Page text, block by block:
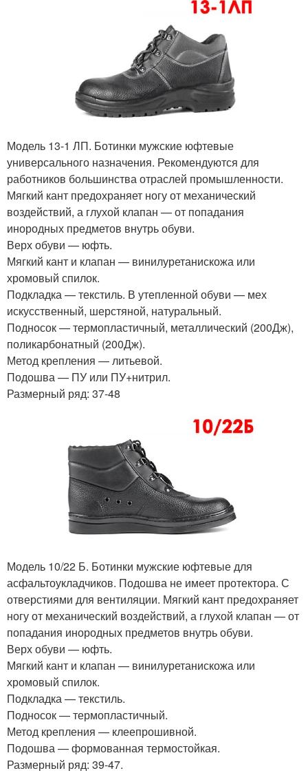
Модель 13-1 ЛП. Ботинки мужские юфтевые
универсального назначения. Рекомендуются для
работников большинства отраслей промышленности.
Мягкий кант предохраняет ногу от механический
воздействий, а глухой клапан — от попадания
инородных предметов внутрь обуви.
Верх обуви — юфть.
Мягкий кант и клапан — винилуретанискожа или
хромовый спилок.
Подкладка — текстиль. В утепленной обуви — мех
искусственный, шерстяной, натуральный.
Подносок — термопластичный, металлический (200Дж),
поликарбонатный (200Дж).
Метод крепления — литьевой.
Подошва — ПУ или ПУ+нитрил.
Размерный ряд: 37-48
Модель 10/22 Б. Ботинки мужские юфтевые для
асфальтоукладчиков. Подошва не имеет протектора. С
отверстиями для вентиляции. Мягкий кант предохраняет
ногу от механический воздействий, а глухой клапан — от
попадания инородных предметов внутрь обуви.
Верх обуви — юфть.
Мягкий кант и клапан — винилуретанискожа или
хромовый спилок.
Подкладка — текстиль.
Подносок — термопластичный.
Метод крепления — клеепрошивной.
Подошва — формованная термостойкая.
Размерный ряд: 39-47.